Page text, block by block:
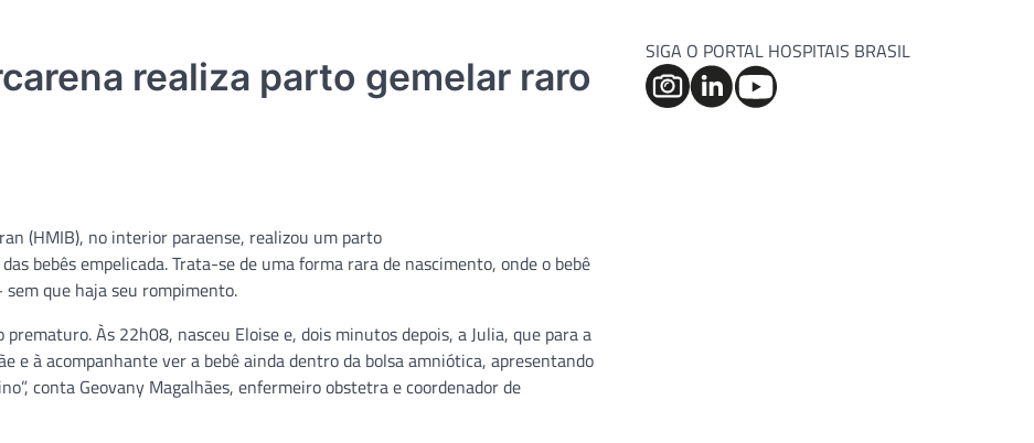
realiza parto gemelar raro
(HMIB), no interior paraense, realizou um parto
bebês empelicada. Trata-se de uma forma rara de nascimento, onde o bebê
que haja seu rompimento.
Às 22h08, nasceu Eloise e, dois minutos depois, a Julia, que para a
e à acompanhante ver a bebê ainda dentro da bolsa amniótica, apresentando
conta Geovany Magalhães, enfermeiro obstetra e coordenador de
SIGA O PORTAL HOSPITAIS BRASIL